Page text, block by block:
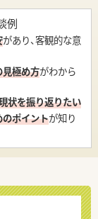
例
があり、客観的な意
極め方がわから
状を振り返りたい
ポイントが知り